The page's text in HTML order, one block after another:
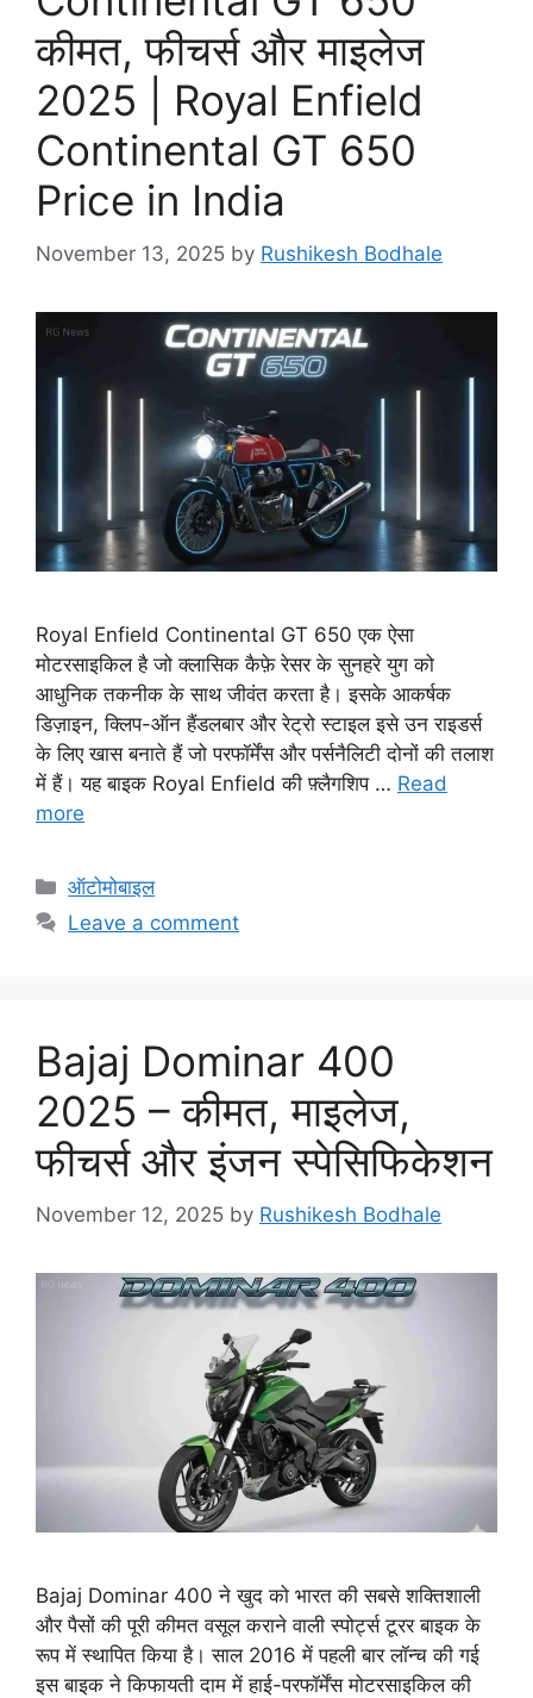
e
s
कीमत, फीचर्स और माइलेज
2025 | Royal Enfield
Continental GT 650
Price in India
November 13, 2025 by Rushikesh Bodhale
Royal Enfield Continental GT 650 एक ऐसा
मोटरसाइकिल है जो क्लासिक कैफ़े रेसर के सुनहरे युग को
आधुनिक तकनीक के साथ जीवंत करता है। इसके आकर्षक
डिज़ाइन, क्लिप-ऑन हैंडलबार और रेट्रो स्टाइल इसे उन राइडर्स
के लिए खास बनाते हैं जो परफॉर्मेंस और पर्सनैलिटी दोनों की तलाश
में हैं। यह बाइक Royal Enfield की फ़्लैगशिप … Read
more
C
a
r
i
e
s
ऑटोमोबाइल
Leave a comment
Bajaj Dominar 400
2025 – कीमत, माइलेज,
फीचर्स और इंजन स्पेसिफिकेशन
November 12, 2025 by Rushikesh Bodhale
Bajaj Dominar 400 ने खुद को भारत की सबसे शक्तिशाली
और पैसों की पूरी कीमत वसूल कराने वाली स्पोर्ट्स टूरर बाइक के
रूप में स्थापित किया है। साल 2016 में पहली बार लॉन्च की गई
इस बाइक ने किफायती दाम में हाई-परफॉर्मेंस मोटरसाइकिल की